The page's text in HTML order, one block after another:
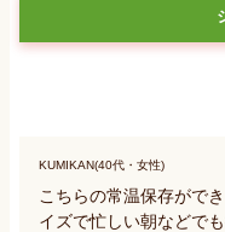
KUMIKAN(40代・女性)
こちらの常温保存がで
イズで忙しい朝などで